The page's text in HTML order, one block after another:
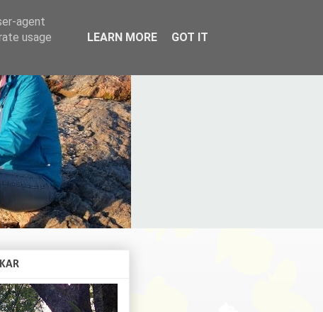
agent
usage
LEARN MORE GOT IT